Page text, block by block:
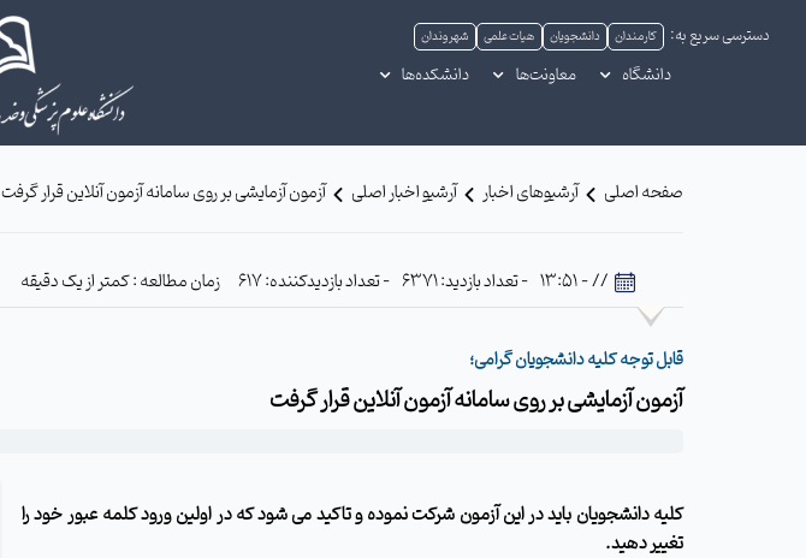
دسترسی سریع به: کارمندان دانشجویان هیات علمی شهروندان
دانشگاه معاونت‌ها دانشکده‌ها
صفحه اصلی آرشیوهای اخبار آرشیو اخبار اصلی آزمون آزمایشی بر روی سامانه آزمون آنلاین قرار گرفت
// - 13:51 - تعداد بازدید: 6371 - تعداد بازدیدکننده: 617 زمان مطالعه : کمتر از یک دقیقه
قابل توجه کلیه دانشجویان گرامی؛
آزمون آزمایشی بر روی سامانه آزمون آنلاین قرار گرفت
کلیه دانشجویان باید در این آزمون شرکت نموده و تاکید می شود که در اولین ورود کلمه عبور خود را
تغییر دهید.